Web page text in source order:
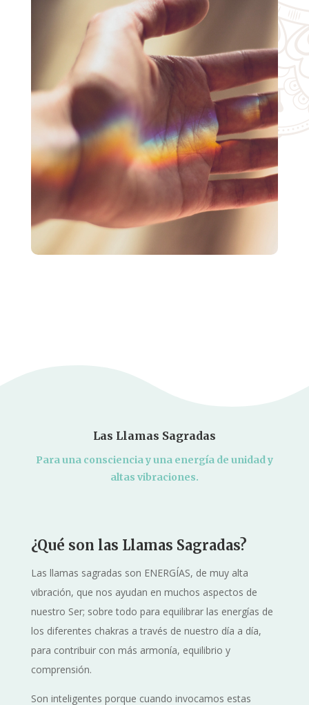
Las Llamas Sagradas
Para una consciencia y una energía de unidad y
altas vibraciones.
¿Qué son las Llamas Sagradas?
Las llamas sagradas son ENERGÍAS, de muy alta
vibración, que nos ayudan en muchos aspectos de
nuestro Ser; sobre todo para equilibrar las energías de
los diferentes chakras a través de nuestro día a día,
para contribuir con más armonía, equilibrio y
comprensión.
Son inteligentes porque cuando invocamos estas